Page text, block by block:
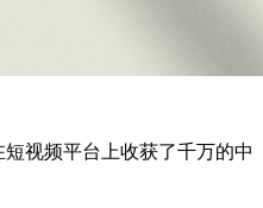
视频平台上收获了千万的中